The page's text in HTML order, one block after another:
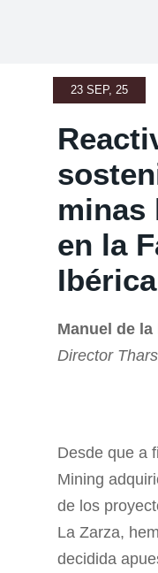
23 SEP, 25
minas
en la
Ibérica
Manuel de la
Director
Desde que a
Mining
de los
La Zarza,
decidida